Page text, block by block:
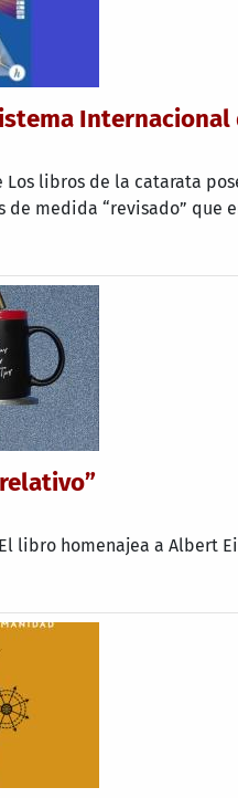
Internacional
Los libros de la catarata
medida “revisado” que
relativo”
libro homenajea a Albert